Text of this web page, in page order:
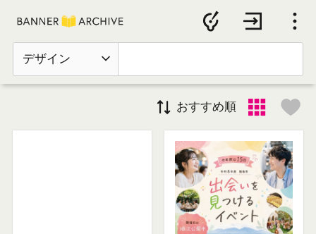
デザイン
おすすめ順